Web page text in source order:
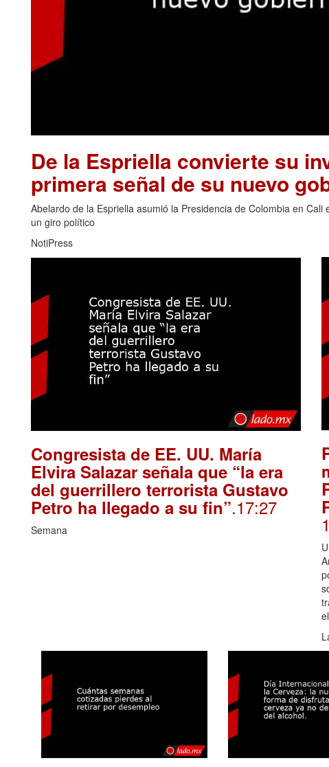
De la Espriella convierte su
primera señal de su nuevo
Abelardo de la Espriella asumió la Presidencia de Colombia en
un giro político
NotiPress
Congresista de EE. UU. María
Elvira Salazar señala que “la era
del guerrillero terrorista Gustavo
Petro ha llegado a su fin”.17:27
Semana